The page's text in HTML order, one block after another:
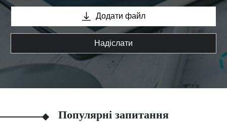
Додати файл
Надіслати
Популярні запитання